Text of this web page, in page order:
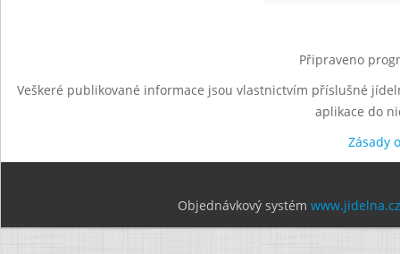
Připraveno
Veškeré publikované informace jsou vlastnictvím příslušné
aplikace do
Zásady
Objednávkový systém www.jidelna.cz